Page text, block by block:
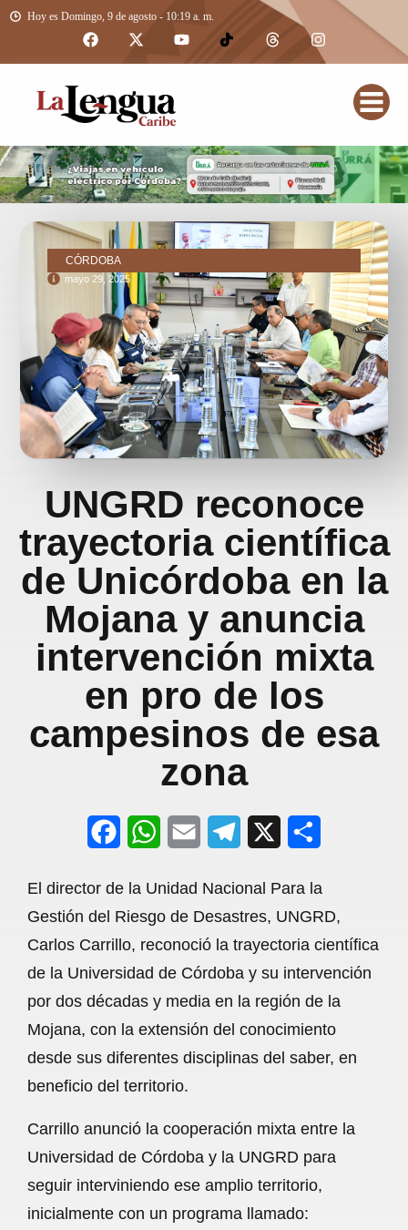
Hoy es Domingo, 9 de agosto - 10:19 a. m.
CÓRDOBA
mayo 29, 2025
UNGRD reconoce
trayectoria científica
de Unicórdoba en la
Mojana y anuncia
intervención mixta
en pro de los
campesinos de esa
zona
c
o
o
k
W
a
A
p
p
a l
r
a
m
a
El director de la Unidad Nacional Para la
Gestión del Riesgo de Desastres, UNGRD,
Carlos Carrillo, reconoció la trayectoria científica
de la Universidad de Córdoba y su intervención
por dos décadas y media en la región de la
Mojana, con la extensión del conocimiento
desde sus diferentes disciplinas del saber, en
beneficio del territorio.
Carrillo anunció la cooperación mixta entre la
Universidad de Córdoba y la UNGRD para
seguir interviniendo ese amplio territorio,
inicialmente con un programa llamado: